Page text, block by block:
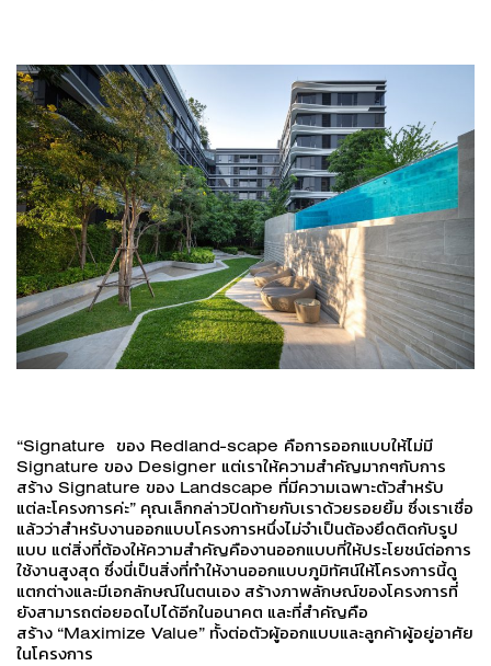
“Signature ของ Redland-scape คือการออกแบบให้ไม่มี
Signature ของ Designer แต่เราให้ความสำคัญมากๆกับการ
สร้าง Signature ของ Landscape ที่มีความเฉพาะตัวสำหรับ
แต่ละโครงการค่ะ” คุณเล็กกล่าวปิดท้ายกับเราด้วยรอยยิ้ม ซึ่งเราเชื่อ
แล้วว่าสำหรับงานออกแบบโครงการหนึ่งไม่จำเป็นต้องยึดติดกับรูป
แบบ แต่สิ่งที่ต้องให้ความสำคัญคืองานออกแบบที่ให้ประโยชน์ต่อการ
ใช้งานสูงสุด ซึ่งนี่เป็นสิ่งที่ทำให้งานออกแบบภูมิทัศน์ให้โครงการนี้ดู
แตกต่างและมีเอกลักษณ์ในตนเอง สร้างภาพลักษณ์ของโครงการที่
ยังสามารถต่อยอดไปได้อีกในอนาคต และที่สำคัญคือ
สร้าง “Maximize Value” ทั้งต่อตัวผู้ออกแบบและลูกค้าผู้อยู่อาศัย
ในโครงการ